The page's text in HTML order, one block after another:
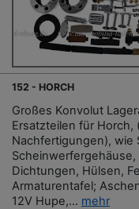
152 - HORCH
Großes Konvolut
Ersatzteilen für
Nachfertigungen), wie
Scheinwerfergehäuse,
Dichtungen, Hülsen,
Armaturentafel;
12V Hupe,... mehr